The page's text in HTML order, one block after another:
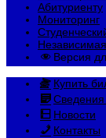
Абитуриенту
Мониторинг
Версия
Купить
Сведения
Новости
Контакты